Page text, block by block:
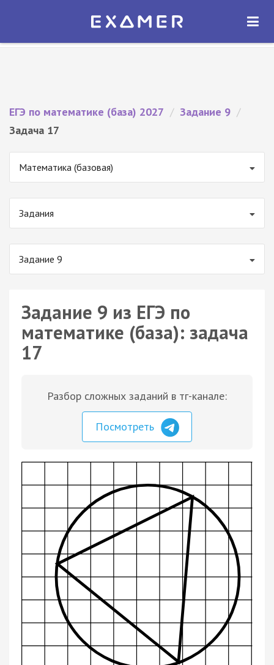
Экзамер — ЕГЭ 2027
ОТКРЫТЬ
ЕГЭ по математике (база) 2027 / Задание 9 /
Задача 17
Математика (базовая)
Задания
Задание 9
Задание 9 из ЕГЭ по
математике (база): задача
17
Разбор сложных заданий в тг-канале:
Посмотреть